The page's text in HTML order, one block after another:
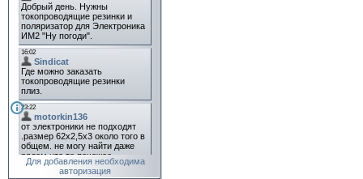
Для добавления необходима
авторизация